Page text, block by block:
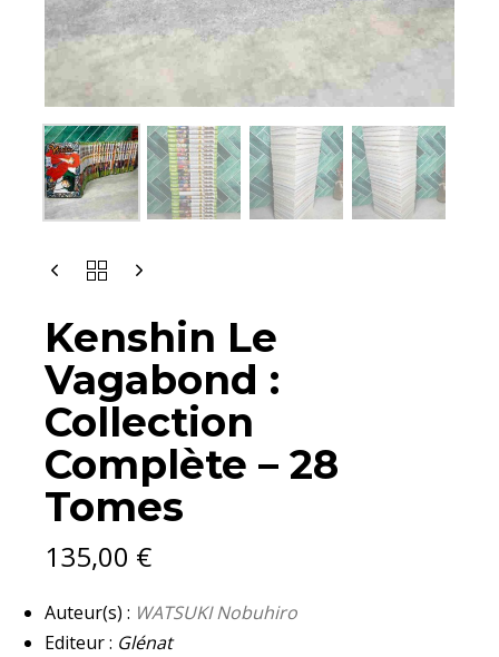
Kenshin Le
Vagabond :
Collection
Complète – 28
Tomes
135,00 €
Auteur(s) : WATSUKI Nobuhiro
Editeur : Glénat